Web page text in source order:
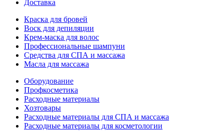
Доставка
Краска для бровей
Воск для депиляции
Крем-маска для волос
Профессиональные шампуни
Средства для СПА и массажа
Масла для массажа
Оборудование
Профкосметика
Расходные материалы
Хозтовары
Расходные материалы для СПА и массажа
Расходные материалы для косметологии